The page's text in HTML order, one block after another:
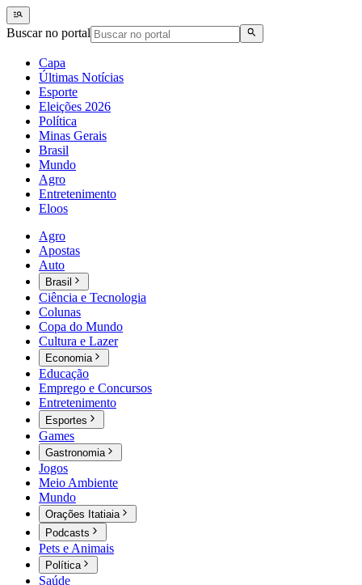
Buscar no portal
Capa
Últimas Notícias
Esporte
Eleições 2026
Política
Minas Gerais
Brasil
Mundo
Agro
Entretenimento
Eloos
Agro
Apostas
Auto
Brasil
Ciência e Tecnologia
Colunas
Copa do Mundo
Cultura e Lazer
Economia
Educação
Emprego e Concursos
Entretenimento
Esportes
Games
Gastronomia
Jogos
Meio Ambiente
Mundo
Orações Itatiaia
Podcasts
Pets e Animais
Política
Saúde